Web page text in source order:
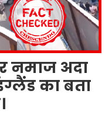
नमाज अदा
का बता